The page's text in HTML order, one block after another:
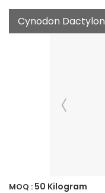
Cynodon Dactylon
MOQ : 50 Kilogram